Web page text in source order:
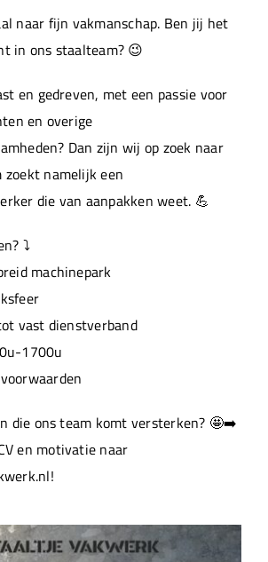
naar fijn vakmanschap. Ben jij het
in ons staalteam? 😉
en gedreven, met een passie voor
en overige
Dan zijn wij op zoek naar
zoekt namelijk een
die van aanpakken weet. 💪
⤵️
machinepark
vast dienstverband
1700u
die ons team komt versterken? 🤩➡️
en motivatie naar